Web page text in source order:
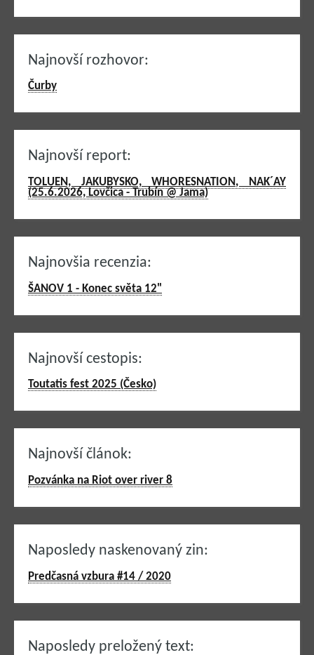
Najnovší rozhovor:
Čurby
Najnovší report:
TOLUEN, JAKUBYSKO, WHORESNATION, NAK´AY
(25.6.2026, Lovčica - Trubín @ Jama)
Najnovšia recenzia:
ŠANOV 1 - Konec světa 12"
Najnovší cestopis:
Toutatis fest 2025 (Česko)
Najnovší článok:
Pozvánka na Riot over river 8
Naposledy naskenovaný zin:
Predčasná vzbura #14 / 2020
Naposledy preložený text: